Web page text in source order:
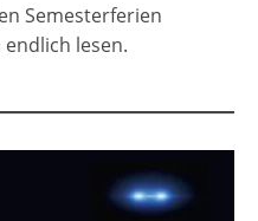
Semesterferien
lesen.